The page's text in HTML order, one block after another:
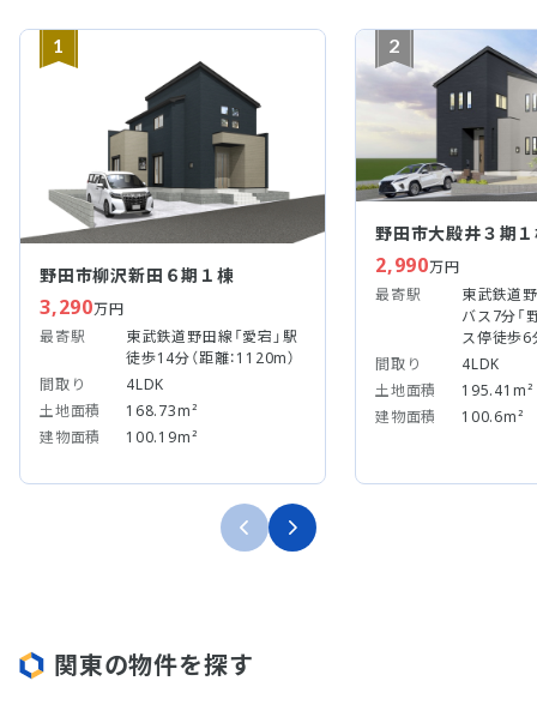
1
野田市柳沢新田６期１棟
3,290万円
最寄駅
東武鉄道野田線「愛宕」駅
徒歩14分（距離：1120m）
間取り
4LDK
土地面積
168.73m²
建物面積
100.19m²
2
野田市大殿井３期
2,990万円
最寄駅
東武鉄道
バス7分「
ス停徒歩6
間取り
4LDK
土地面積
195.41m²
建物面積
100.6m²
関東の物件を探す